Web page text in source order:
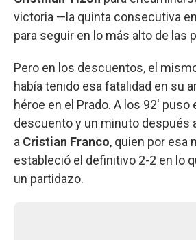
victoria —la quinta consecutiva
para seguir en lo más alto de las
Pero en los descuentos, el
había tenido esa fatalidad en su
héroe en el Prado. A los 92' puso
descuento y un minuto después
a Cristian Franco, quien por esa
estableció el definitivo 2-2 en lo
un partidazo.